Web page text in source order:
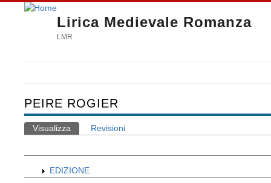
Lirica Medievale Romanza
LMR
PEIRE ROGIER
Schede primarie
Visualizza (scheda attiva)
Revisioni
EDIZIONE